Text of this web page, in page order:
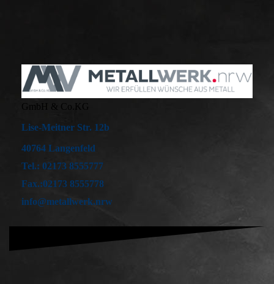
GmbH & Co.KG
Lise-Meitner Str. 12b
40764 Langenfeld
Tel.: 02173 8555777
Fax.:02173 8555778
info@metallwerk.nrw